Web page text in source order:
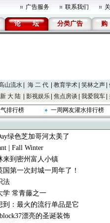
广告服务 联系我们
论 坛 分类广告 购
山流水 海 二 代 教育学术 笑林之声
新 大 陆
影视娱乐 焦点房谈 我爱我车
排行榜
一周网友灌水排行榜
绿色芝加哥河太美了
| Fall Winter
来到密州富人小镇
国第一次封城一周年了！
法
学 常青藤之一
到：最火的流行单品是它
漂亮的圣诞装饰